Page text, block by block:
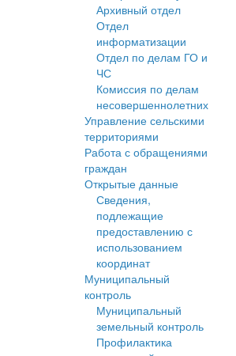
Архивный отдел
Отдел
информатизации
Отдел по делам ГО и
ЧС
Комиссия по делам
несовершеннолетних
Управление сельскими
территориями
Работа с обращениями
граждан
Открытые данные
Сведения,
подлежащие
предоставлению с
использованием
координат
Муниципальный
контроль
Муниципальный
земельный контроль
Профилактика